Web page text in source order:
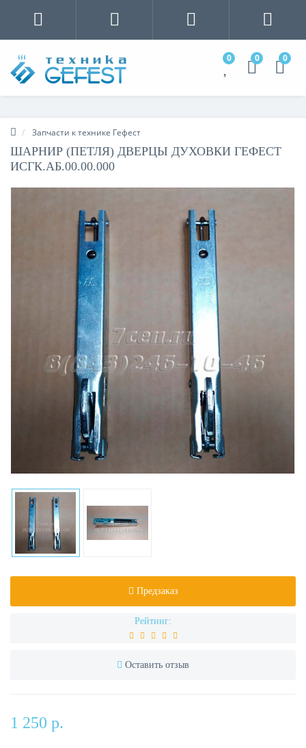
0 0 0
Запчасти к технике Гефест
ШАРНИР (ПЕТЛЯ) ДВЕРЦЫ ДУХОВКИ ГЕФЕСТ
ИСГК.АБ.00.00.000
Предзаказ
Рейтинг:
Оставить отзыв
1 250 р.